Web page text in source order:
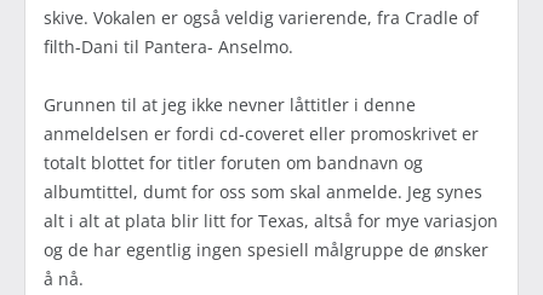
skive. Vokalen er også veldig varierende, fra Cradle of
filth-Dani til Pantera- Anselmo.
Grunnen til at jeg ikke nevner låttitler i denne
anmeldelsen er fordi cd-coveret eller promoskrivet er
totalt blottet for titler foruten om bandnavn og
albumtittel, dumt for oss som skal anmelde. Jeg synes
alt i alt at plata blir litt for Texas, altså for mye variasjon
og de har egentlig ingen spesiell målgruppe de ønsker
å nå.